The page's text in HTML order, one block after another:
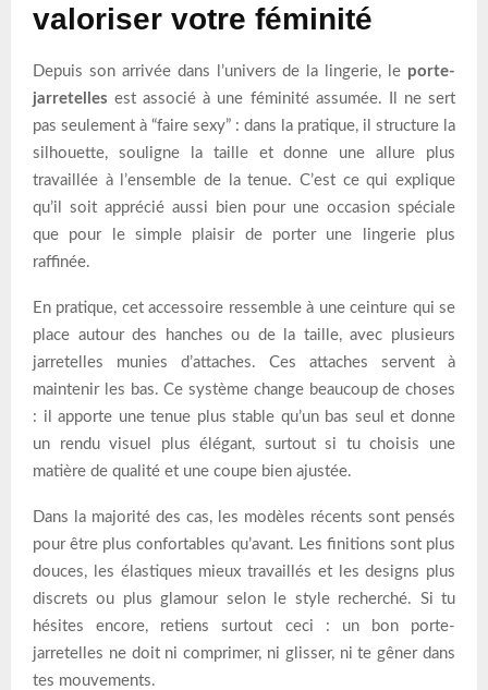
valoriser votre féminité
Depuis son arrivée dans l’univers de la lingerie, le porte-
jarretelles est associé à une féminité assumée. Il ne sert
pas seulement à “faire sexy” : dans la pratique, il structure la
silhouette, souligne la taille et donne une allure plus
travaillée à l’ensemble de la tenue. C’est ce qui explique
qu’il soit apprécié aussi bien pour une occasion spéciale
que pour le simple plaisir de porter une lingerie plus
raffinée.
En pratique, cet accessoire ressemble à une ceinture qui se
place autour des hanches ou de la taille, avec plusieurs
jarretelles munies d’attaches. Ces attaches servent à
maintenir les bas. Ce système change beaucoup de choses
: il apporte une tenue plus stable qu’un bas seul et donne
un rendu visuel plus élégant, surtout si tu choisis une
matière de qualité et une coupe bien ajustée.
Dans la majorité des cas, les modèles récents sont pensés
pour être plus confortables qu’avant. Les finitions sont plus
douces, les élastiques mieux travaillés et les designs plus
discrets ou plus glamour selon le style recherché. Si tu
hésites encore, retiens surtout ceci : un bon porte-
jarretelles ne doit ni comprimer, ni glisser, ni te gêner dans
tes mouvements.